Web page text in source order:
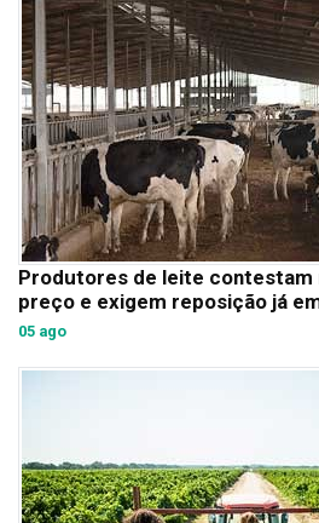
Produtores de leite contestam
preço e exigem reposição já
05 ago